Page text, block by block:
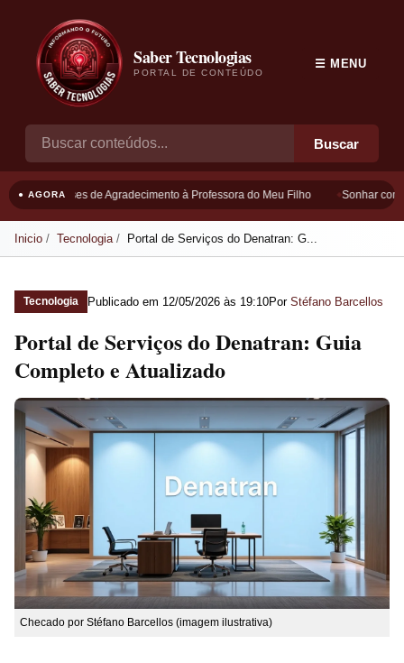
Saber Tecnologias
PORTAL DE CONTEÚDO
Buscar
☰ MENU
● AGORAFrases de Agradecimento à Professora do Meu Filho Sonhar com
Inicio Tecnologia Portal de Serviços do Denatran: G...
Tecnologia Publicado em 12/05/2026 às 19:10Por Stéfano Barcellos
Portal de Serviços do Denatran: Guia
Completo e Atualizado
Checado por Stéfano Barcellos (imagem ilustrativa)